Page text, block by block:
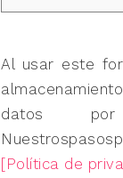
Al usar este
datos
[Política de